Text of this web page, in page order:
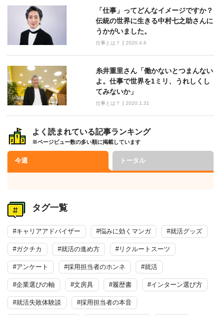
「仕事」ってどんなイメージですか？
伝統の世界に生きる中村七之助さんに
うかがいました。
仕事とは？ 2020.4.6
糸井重里さん「働かないとつまんない
よ。仕事で世界を1ミリ、うれしくし
てみないか」
仕事とは？ 2020.1.31
よく読まれている記事ランキング
※ページビュー数の多い順に掲載しています
今週 トータル
タグ一覧
#キャリアアドバイザー #悩みに効くマンガ #就活グッズ
#ガクチカ #就活の進め方 #リクルートスーツ
#アンケート #採用担当者のホンネ #就活
#企業選びの軸 #文房具 #履歴書 #インターン選び方
#就活失敗体験談 #採用担当者の本音